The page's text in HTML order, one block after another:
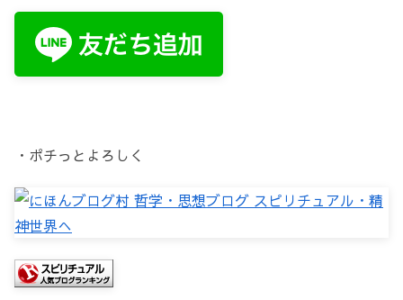
・ポチっとよろしく